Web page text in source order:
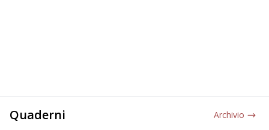
Quaderni Archivio